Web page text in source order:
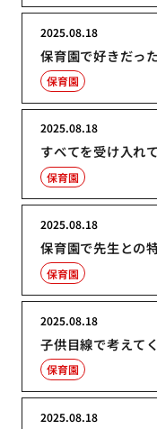
保育園で好きだっ
2025.08.18
保育園
すべてを受け入れ
2025.08.18
保育園
保育園で先生との
2025.08.18
保育園
子供目線で考えて
2025.08.18
保育園
2025.08.18